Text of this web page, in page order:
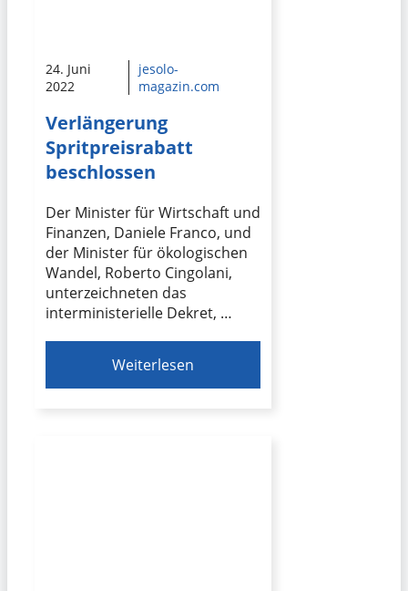
24. Juni
2022
jesolo-
magazin.com
Verlängerung
Spritpreisrabatt
beschlossen
Der Minister für Wirtschaft und
Finanzen, Daniele Franco, und
der Minister für ökologischen
Wandel, Roberto Cingolani,
unterzeichneten das
interministerielle Dekret, …
Weiterlesen